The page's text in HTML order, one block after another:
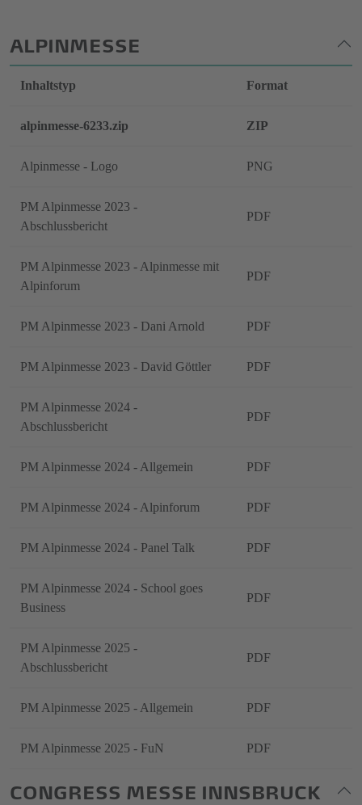
ALPINMESSE
Inhaltstyp Format
alpinmesse-6233.zip ZIP
Alpinmesse - Logo PNG
PM Alpinmesse 2023 -
Abschlussbericht
PDF
PM Alpinmesse 2023 - Alpinmesse mit
Alpinforum
PDF
PM Alpinmesse 2023 - Dani Arnold PDF
PM Alpinmesse 2023 - David Göttler PDF
PM Alpinmesse 2024 -
Abschlussbericht
PDF
PM Alpinmesse 2024 - Allgemein PDF
PM Alpinmesse 2024 - Alpinforum PDF
PM Alpinmesse 2024 - Panel Talk PDF
PM Alpinmesse 2024 - School goes
Business
PDF
PM Alpinmesse 2025 -
Abschlussbericht
PDF
PM Alpinmesse 2025 - Allgemein PDF
PM Alpinmesse 2025 - FuN PDF
CONGRESS MESSE INNSBRUCK